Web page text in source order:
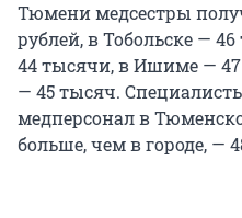
Тюмени медсестры
рублей, в Тобольске —
44 тысячи, в Ишиме — 47
— 45 тысяч.
медперсонал в
больше, чем в городе, —